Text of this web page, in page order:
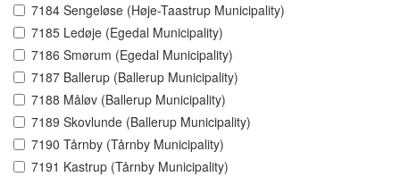
7184 Sengeløse (Høje-Taastrup Municipality)
7185 Ledøje (Egedal Municipality)
7186 Smørum (Egedal Municipality)
7187 Ballerup (Ballerup Municipality)
7188 Måløv (Ballerup Municipality)
7189 Skovlunde (Ballerup Municipality)
7190 Tårnby (Tårnby Municipality)
7191 Kastrup (Tårnby Municipality)